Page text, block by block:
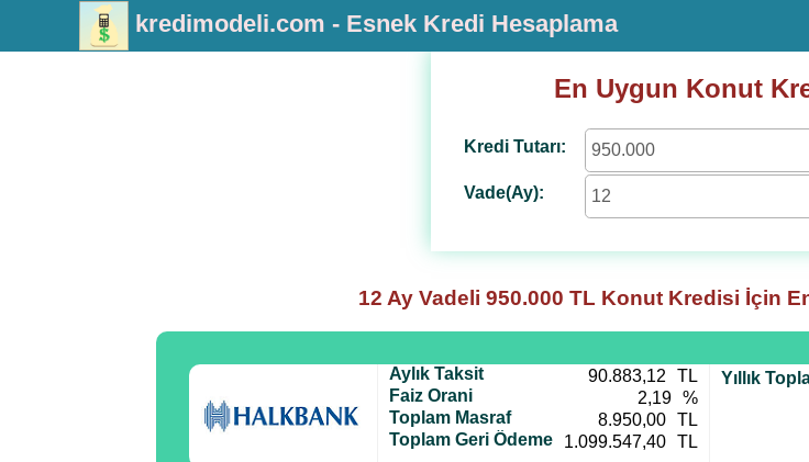
kredimodeli.com - Esnek Kredi Hesaplama
En Uygun Konut
Kredi Tutarı:
Vade(Ay):
12 Ay Vadeli 950.000 TL Konut Kredisi İçin
Aylık Taksit TL
90.883,12
Faiz Orani
%
2,19
Toplam Masraf
TL
8.950,00
Toplam Geri Ödeme
TL
1.099.547,40
Yıllık